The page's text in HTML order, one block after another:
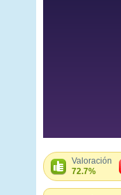
Valoración
72.7%